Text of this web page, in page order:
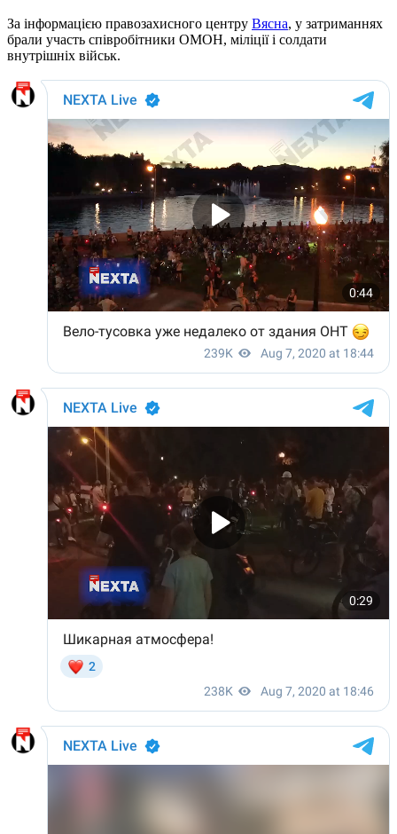
За інформацією правозахисного центру Вясна, у затриманнях
брали участь співробітники ОМОН, міліції і солдати
внутрішніх військ.